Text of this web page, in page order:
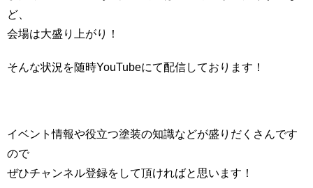
ど、
会場は大盛り上がり！
そんな状況を随時YouTubeにて配信しております！
イベント情報や役立つ塗装の知識などが盛りだくさんです
ので
ぜひチャンネル登録をして頂ければと思います！